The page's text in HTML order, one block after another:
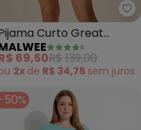
- Pijama Curto em
Curto Great
Plus (Azul
69,50R$ 139,00
2x de R$ 34,75 sem juros